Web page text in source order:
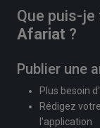
Que puis-
Afariat ?
Publier une
Plus besoin
Rédigez
l'application